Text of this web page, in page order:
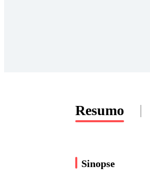
Resumo
Sinopse